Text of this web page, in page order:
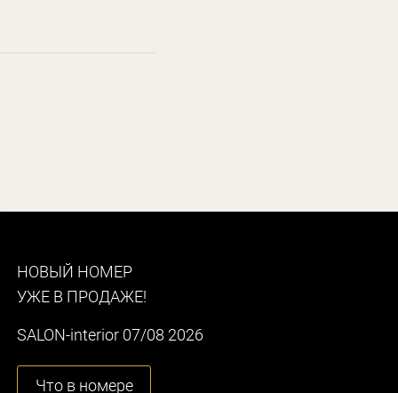
НОВЫЙ НОМЕР
УЖЕ В ПРОДАЖЕ!
SALON-interior 07/08 2026
Что в номере